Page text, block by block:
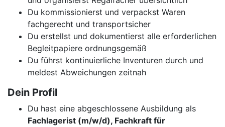
Du kommissionierst und verpackst Waren
fachgerecht und transportsicher
Du erstellst und dokumentierst alle erforderlichen
Begleitpapiere ordnungsgemäß
Du führst kontinuierliche Inventuren durch und
meldest Abweichungen zeitnah
Dein Profil
Du hast eine abgeschlossene Ausbildung als
Fachlagerist (m/w/d), Fachkraft für